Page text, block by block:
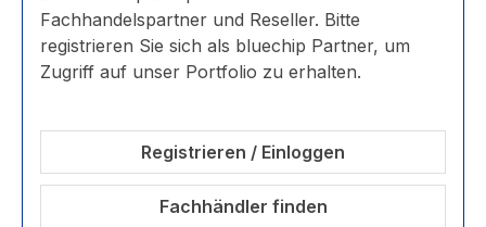
Fachhandelspartner und Reseller. Bitte
registrieren Sie sich als bluechip Partner, um
Zugriff auf unser Portfolio zu erhalten.
Registrieren / Einloggen
Fachhändler finden